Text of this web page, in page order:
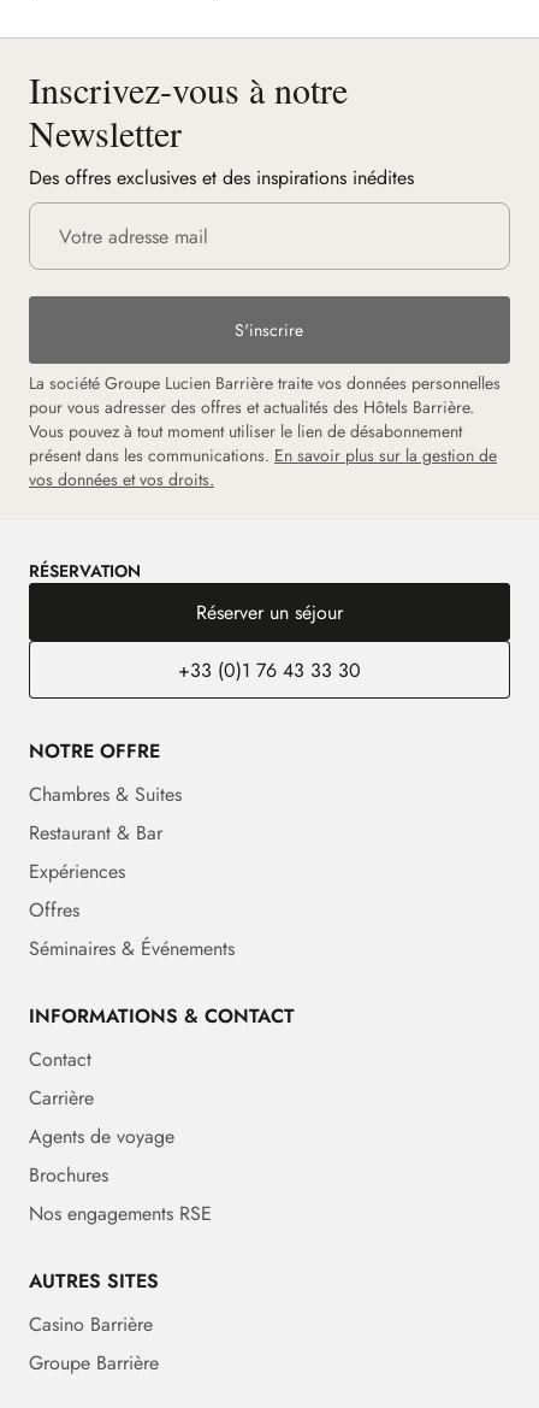
Inscrivez-vous à notre
Newsletter
Des offres exclusives et des inspirations inédites
S'inscrire
La société Groupe Lucien Barrière traite vos données personnelles
pour vous adresser des offres et actualités des Hôtels Barrière.
Vous pouvez à tout moment utiliser le lien de désabonnement
présent dans les communications. En savoir plus sur la gestion de
vos données et vos droits.
RÉSERVATION
Réserver un séjour
+33 (0)1 76 43 33 30
NOTRE OFFRE
Chambres & Suites
Restaurant & Bar
Expériences
Offres
Séminaires & Événements
INFORMATIONS & CONTACT
Contact
Carrière
Agents de voyage
Brochures
Nos engagements RSE
AUTRES SITES
Casino Barrière
Groupe Barrière